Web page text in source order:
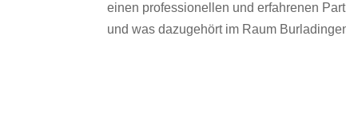
einen professionellen und erfahrenen
und was dazugehört im Raum